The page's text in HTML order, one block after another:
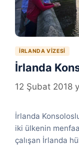
İRLANDA VIZESI
İrlanda
12 Şubat 2018
İrlanda
iki ülkenin
çalışan İrlanda